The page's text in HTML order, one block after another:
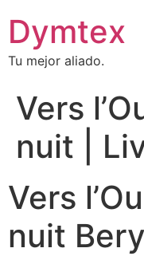
Dymtex
Tu mejor aliado.
Vers
nuit |
Vers
nuit